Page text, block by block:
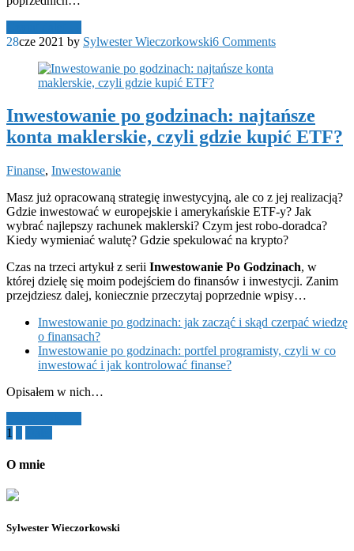
28cze 2021 by Sylwester Wieczorkowski6 Comments
Inwestowanie po godzinach: najtańsze
konta maklerskie, czyli gdzie kupić ETF?
Finanse, Inwestowanie
Masz już opracowaną strategię inwestycyjną, ale co z jej realizacją?
Gdzie inwestować w europejskie i amerykańskie ETF-y? Jak
wybrać najlepszy rachunek maklerski? Czym jest robo-doradca?
Kiedy wymieniać walutę? Gdzie spekulować na krypto?
Czas na trzeci artykuł z serii Inwestowanie Po Godzinach, w
której dzielę się moim podejściem do finansów i inwestycji. Zanim
przejdziesz dalej, koniecznie przeczytaj poprzednie wpisy…
Inwestowanie po godzinach: jak zacząć i skąd czerpać wiedzę
o finansach?
Inwestowanie po godzinach: portfel programisty, czyli w co
inwestować i jak kontrolować finanse?
Opisałem w nich…
Stronicowanie
wpisów
1
O mnie
Sylwester Wieczorkowski